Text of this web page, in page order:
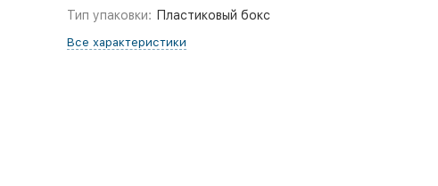
Тип упаковки: Пластиковый бокс
Все характеристики